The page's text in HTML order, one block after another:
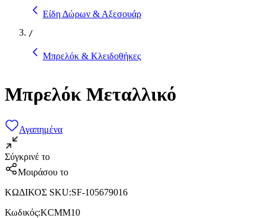
Είδη Δώρων & Αξεσουάρ
/
Μπρελόκ & Κλειδοθήκες
Μπρελόκ Μεταλλικό
Αγαπημένα
Σύγκρινέ το
Μοιράσου το
ΚΩΔΙΚΟΣ SKU:SF-105679016
Κωδικός:KCMM10